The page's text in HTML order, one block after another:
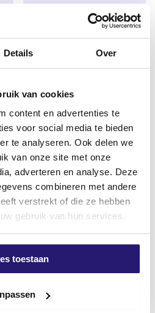
Details Over
van cookies
content en advertenties te
voor social media te bieden
te analyseren. Ook delen we
van onze site met onze
adverteren en analyse. Deze
combineren met andere
verstrekt of die ze hebben
gebruik van hun services.
toestaan
zonder splinters.
met schachtribben
voor moeiteloos
voorkomt doordraaien
tuinhuizen
Silvermate
spaanplaatschroeven
verzinkt 200 stuks
€6,26
excl. BTW:€5,17
Op voorraad